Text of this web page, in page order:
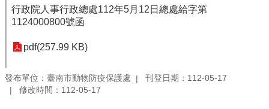
行政院人事行政總處112年5月12日總處給字第
1124000800號函
pdf(257.99 KB)
發布單位：臺南市動物防疫保護處
刊登日期：112-05-17
修改時間：112-05-17